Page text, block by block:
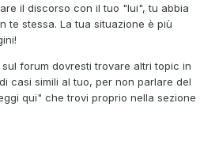
il discorso con il tuo "lui", tu abbia
te stessa. La tua situazione è più
forum dovresti trovare altri topic in
casi simili al tuo, per non parlare del
qui" che trovi proprio nella sezione